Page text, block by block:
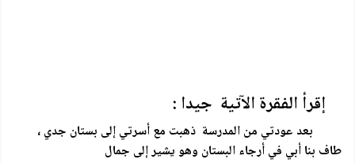
إقرأ الفقرة الآتية جيدا :
بعد عودتي من المدرسة ذهبت مع أسرتي إلى بستان جدي ،
طاف بنا أبي في أرجاء البستان وهو يشير إلى جمال